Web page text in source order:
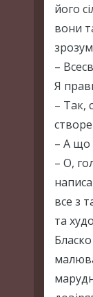
його
вони
–
Я
– Так,
– А що
– О,
все з
та